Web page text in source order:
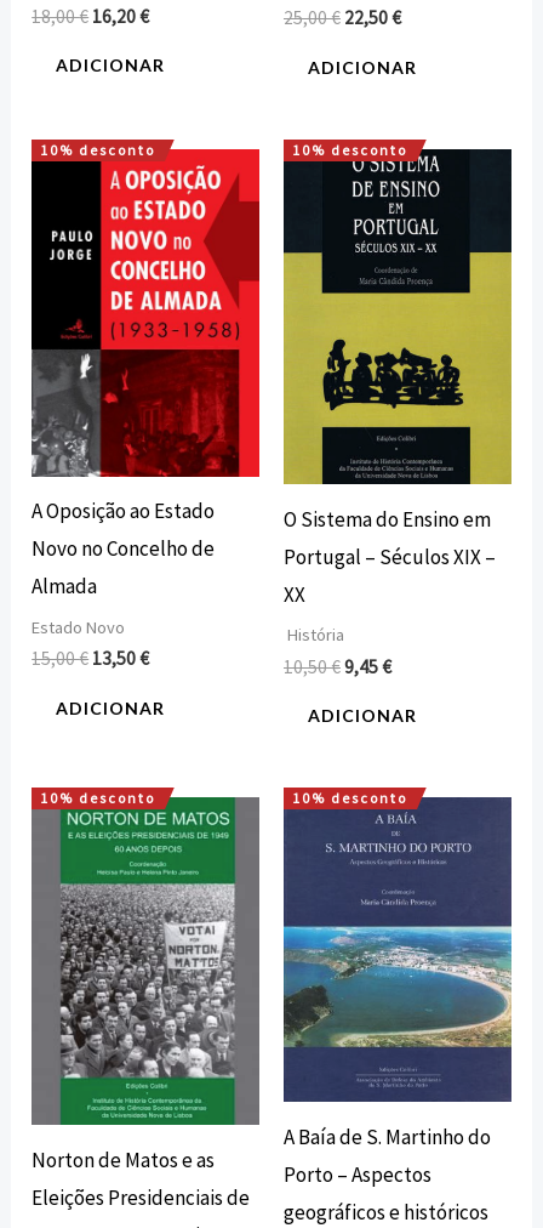
18,00€ 16,20€
ADICIONAR
25,00€ 22,50€
ADICIONAR
10% desconto
A Oposição ao Estado
Novo no Concelho de
Almada
Estado Novo
15,00€
O
preço
original
era:
15,00 €.
13,50€
O
preço
atual
é:
13,50 €.
ADICIONAR
10% desconto
O Sistema do Ensino em
Portugal – Séculos XIX –
XX
História
10,50€
O
preço
original
era:
10,50 €.
9,45€
O
preço
atual
é:
9,45 €.
ADICIONAR
10% desconto
Norton de Matos e as
Eleições Presidenciais de
O
preço
original
era:
7,00 €.
O
preço
atual
é:
6,30 €.
10% desconto
A Baía de S. Martinho do
Porto – Aspectos
geográficos e históricos
O
preço
original
20,00 €.
O
preço
atual
18,00 €.